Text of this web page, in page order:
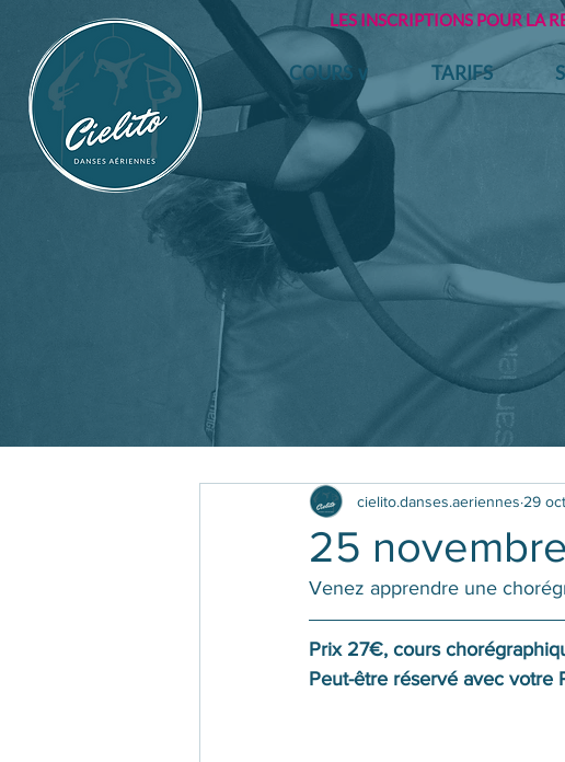
COURS ∨ TARIFS
LES INSCRIPTIONS POUR LA
25
cielito.danses.aeriennes 29
Venez apprendre une
Prix 27€, cours
Peut-être réservé avec votre